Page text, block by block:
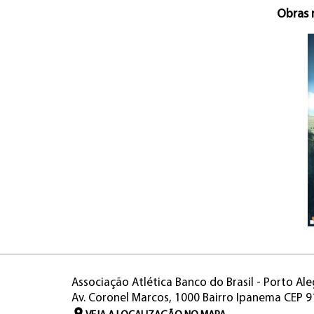
Obras
Associação Atlética Banco do Brasil - Porto
Av. Coronel Marcos, 1000 Bairro Ipanema CEP